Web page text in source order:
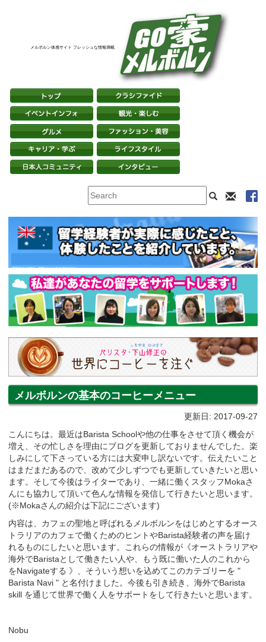
メルボルン体感サイト フレッシュな情報満載
メルボルンの基本のコーヒーメニュー
更新日: 2017-09-27
こんにちは。最近はBarista Schoolや他の仕事をさせて頂く機会が
増え、その忙しさを理由にブログを更新しておりませんでした。楽
しみにして下さっている方には大変申し訳ないです。伝えたいこと
はまだまだあるので、改めて少しずつでも更新していきたいと思い
ます。そして今後はライターであり、一緒に働くスタッフMokaさ
んにも協力して頂いて色んな情報を発信して行きたいと思います。
(※Mokaさんの紹介は下記にございます)
内容は、カフェの聖地と呼ばれるメルボルンをはじめとするオース
トラリアのカフェで働くためのヒントやBarista経験者の声を届け
れるものにしたいと思います。これらの情報が《オーストラリアや
海外でBaristaとして働きたい人や、もう既に働いた人のこれから
をNavigateする 》、そういう想いを込めてこのカテゴリーを "
Barista Navi " と名付けました。今後も引き続き、海外でBarista
skill を通じて世界で働く人をサポートをして行きたいと思います。
Nobu